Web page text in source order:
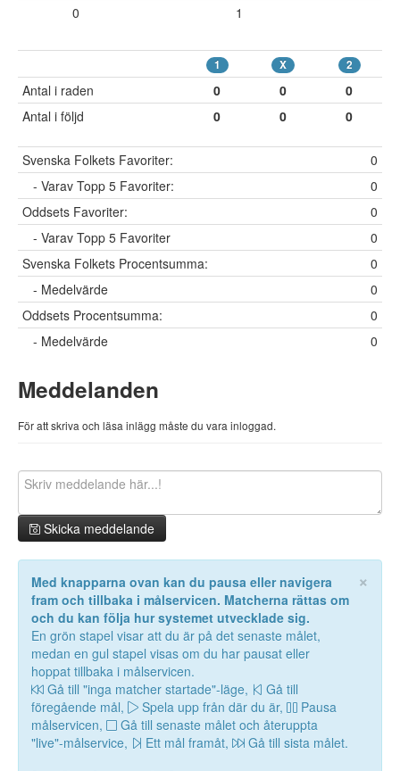
0
1
1 X 2
Antal i raden 0 0
0
Antal i följd
0 0 0
Svenska Folkets Favoriter:
0
- Varav Topp 5 Favoriter:
0
Oddsets Favoriter:
0
- Varav Topp 5 Favoriter
0
Svenska Folkets Procentsumma:
0
- Medelvärde
0
Oddsets Procentsumma:
0
- Medelvärde
0
Meddelanden
För att skriva och läsa inlägg måste du vara inloggad.
Skicka meddelande
×
Med knapparna ovan kan du pausa eller navigera
fram och tillbaka i målservicen. Matcherna rättas om
och du kan följa hur systemet utvecklade sig.
En grön stapel visar att du är på det senaste målet,
medan en gul stapel visas om du har pausat eller
hoppat tillbaka i målservicen.
Gå till "inga matcher startade"-läge,
Gå till
föregående mål,
Spela upp från där du är,
Pausa
målservicen,
Gå till senaste målet och återuppta
"live"-målservice,
Ett mål framåt, Gå till sista målet.